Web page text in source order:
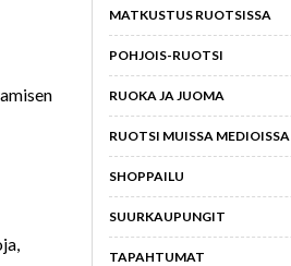
MATKUSTUS RUOTSISSA
POHJOIS-RUOTSI
RUOKA JA JUOMA
RUOTSI MUISSA MEDIOISSA
SHOPPAILU
SUURKAUPUNGIT
TAPAHTUMAT